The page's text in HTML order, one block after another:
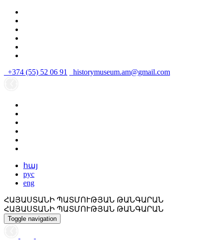
+374 (55) 52 06 91 historymuseum.am@gmail.com
հայ
рус
eng
ՀԱՅԱՍՏԱՆԻ ՊԱՏՄՈՒԹՅԱՆ ԹԱՆԳԱՐԱՆ
ՀԱՅԱՍՏԱՆԻ ՊԱՏՄՈՒԹՅԱՆ ԹԱՆԳԱՐԱՆ
Toggle navigation